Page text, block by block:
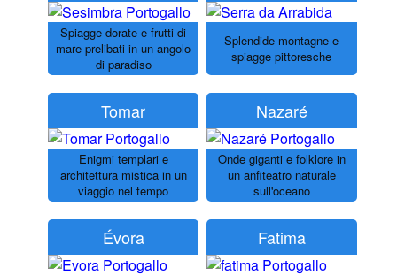
Spiagge dorate e frutti di
mare prelibati in un angolo
di paradiso
Splendide montagne e
spiagge pittoresche
Tomar
Enigmi templari e
architettura mistica in un
viaggio nel tempo
Nazaré
Onde giganti e folklore in
un anfiteatro naturale
sull'oceano
Évora Fatima